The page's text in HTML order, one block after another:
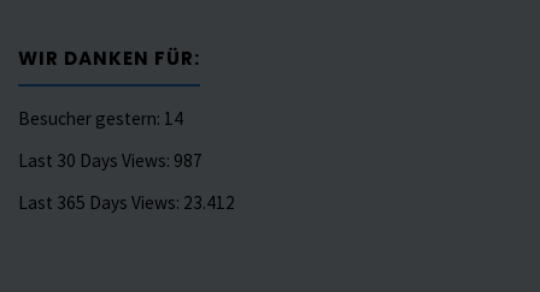
WIR DANKEN FÜR:
Besucher gestern: 14
Last 30 Days Views: 987
Last 365 Days Views: 23.412